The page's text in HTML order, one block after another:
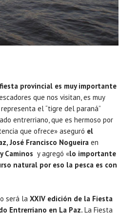
fiesta provincial es muy importante
que nos visitan, es muy
el “tigre del paraná”
entrerriano, que es hermoso por
que ofrece» aseguró el
José Francisco Nogueira en
Caminos y agregó «lo importante
natural por eso la pesca es con
será la XXIV edición de la Fiesta
Entrerriano en La Paz. La Fiesta